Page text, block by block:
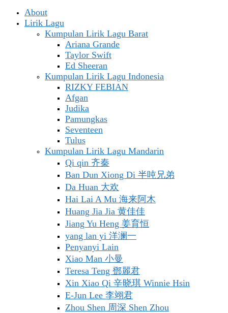
About
Lirik Lagu
Kumpulan Lirik Lagu Barat
Ariana Grande
Taylor Swift
Ed Sheeran
Kumpulan Lirik Lagu Indonesia
RIZKY FEBIAN
Afgan
Judika
Pamungkas
Seventeen
Tulus
Kumpulan Lirik Lagu Mandarin
Qi qin 齐秦
Ban Dun Xiong Di 半吨兄弟
Da Huan 大欢
Hai Lai A Mu 海来阿木
Huang Jia Jia 黄佳佳
Jiang Yu Heng 姜育恒
yang lan yi 洋澜一
Penyanyi Lain
Xiao Man 小曼
Teresa Teng 鄧麗君
Xin Xiao Qi 辛晓琪 Winnie Hsin
E-Jun Lee 李翊君
Zhou Shen 周深 Shen Zhou